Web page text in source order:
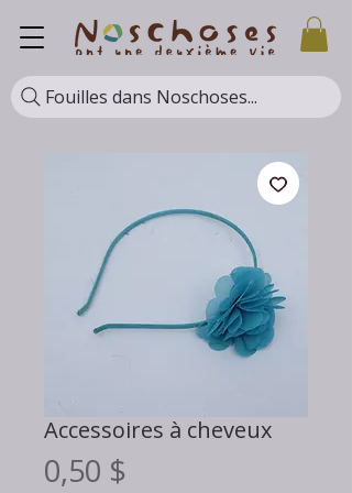
Fouilles dans Noschoses...
Accessoires à cheveux
0,50 $